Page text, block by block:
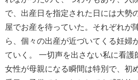
で、出産日を指定された日には大勢
屋でお産を待っていた。それぞれが
ら、個々の出産が近づいてくる妊婦
ていく。 一切声を出さない私に看護
女性が母親になる瞬間は特別で、初